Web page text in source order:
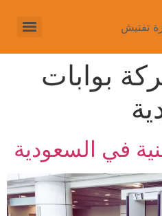
تفتيش
بوابات
في السعودية